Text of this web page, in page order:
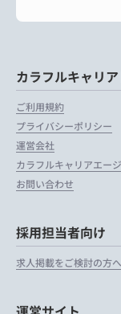
カラフルキャリ
ご利用規約
プライバシーポリシー
運営会社
カラフルキャリアエー
お問い合わせ
採用担当者向け
求人掲載をご検討の方へ